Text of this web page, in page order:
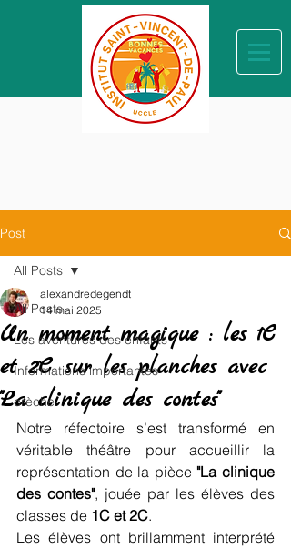
Post
All Posts
Les aventures des enfants
Informations importantes
crèche
All Posts
Un moment magique : les 1C
et 2C sur les planches avec
"La clinique des contes"
alexandredegendt
14 mai 2025
Notre réfectoire s’est transformé en
véritable théâtre pour accueillir la
représentation de la pièce "La clinique
des contes", jouée par les élèves des
classes de 1C et 2C.
Les élèves ont brillamment interprété